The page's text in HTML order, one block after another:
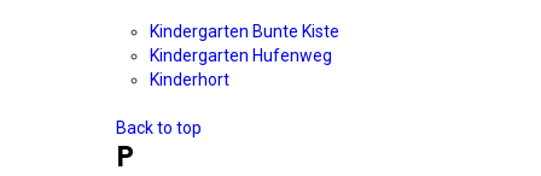
Kindergarten Bunte Kiste
Kindergarten Hufenweg
Kinderhort
Back to top
P